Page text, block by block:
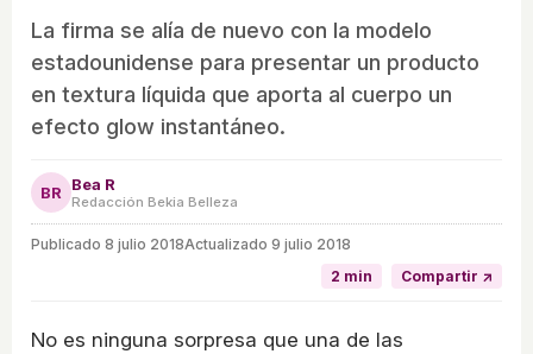
La firma se alía de nuevo con la modelo
estadounidense para presentar un producto
en textura líquida que aporta al cuerpo un
efecto glow instantáneo.
BR Bea R
Redacción Bekia Belleza
Publicado 8 julio 2018Actualizado 9 julio 2018
2 min
Compartir ↗
No es ninguna sorpresa que una de las